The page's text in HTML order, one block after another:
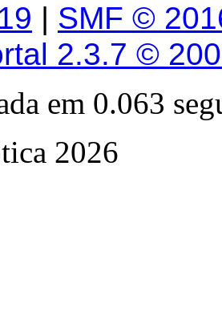
| SMF ©
2.3.7 ©
em 0.063
2026